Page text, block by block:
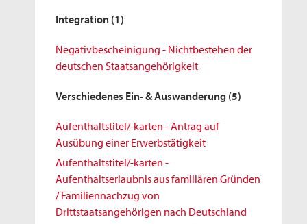
Integration (1)
Negativbescheinigung - Nichtbestehen der
deutschen Staatsangehörigkeit
Verschiedenes Ein- & Auswanderung (5)
Aufenthaltstitel/-karten - Antrag auf
Ausübung einer Erwerbstätigkeit
Aufenthaltstitel/-karten -
Aufenthaltserlaubnis aus familiären Gründen
/ Familiennachzug von
Drittstaatsangehörigen nach Deutschland